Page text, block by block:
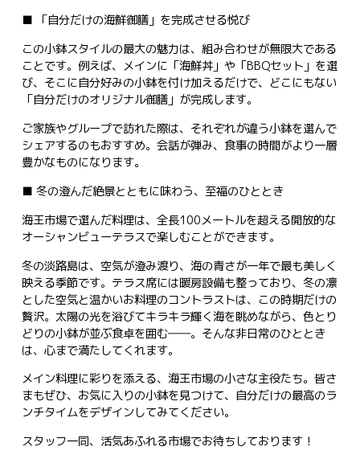
■ 「自分だけの海鮮御膳」を完成させる悦び
この小鉢スタイルの最大の魅力は、組み合わせが無限大である
ことです。例えば、メインに「海鮮丼」や「BBQセット」を選
び、そこに自分好みの小鉢を付け加えるだけで、どこにもない
「自分だけのオリジナル御膳」が完成します。
ご家族やグループで訪れた際は、それぞれが違う小鉢を選んで
シェアするのもおすすめ。会話が弾み、食事の時間がより一層
豊かなものになります。
■ 冬の澄んだ絶景とともに味わう、至福のひととき
海王市場で選んだ料理は、全長100メートルを超える開放的な
オーシャンビューテラスで楽しむことができます。
冬の淡路島は、空気が澄み渡り、海の青さが一年で最も美しく
映える季節です。テラス席には暖房設備も整っており、冬の凛
とした空気と温かいお料理のコントラストは、この時期だけの
贅沢。太陽の光を浴びてキラキラ輝く海を眺めながら、色とり
どりの小鉢が並ぶ食卓を囲む――。そんな非日常のひととき
は、心まで満たしてくれます。
メイン料理に彩りを添える、海王市場の小さな主役たち。皆さ
まもぜひ、お気に入りの小鉢を見つけて、自分だけの最高のラ
ンチタイムをデザインしてみてください。
スタッフ一同、活気あふれる市場でお待ちしております！